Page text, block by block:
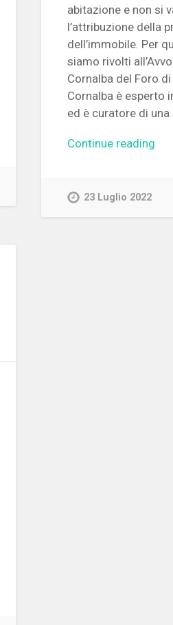
abitazione e non si
l’attribuzione della
dell’immobile. Per
siamo rivolti
Cornalba del Foro di
Cornalba è esperto
ed è curatore di una
Continue reading
23 Luglio 2022